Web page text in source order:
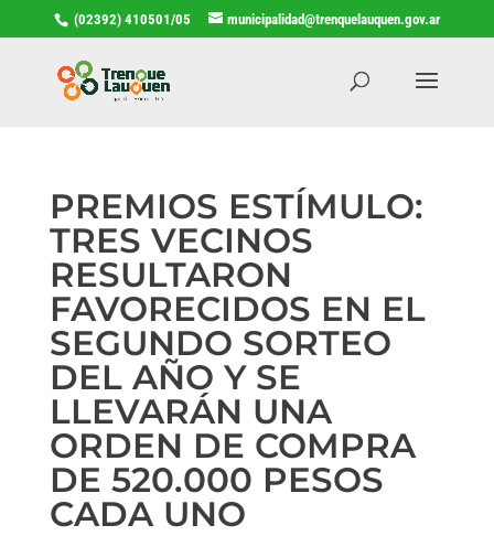
(02392) 410501/05 municipalidad@trenquelauquen.gov.ar
PREMIOS ESTÍMULO:
TRES VECINOS
RESULTARON
FAVORECIDOS EN EL
SEGUNDO SORTEO
DEL AÑO Y SE
LLEVARÁN UNA
ORDEN DE COMPRA
DE 520.000 PESOS
CADA UNO